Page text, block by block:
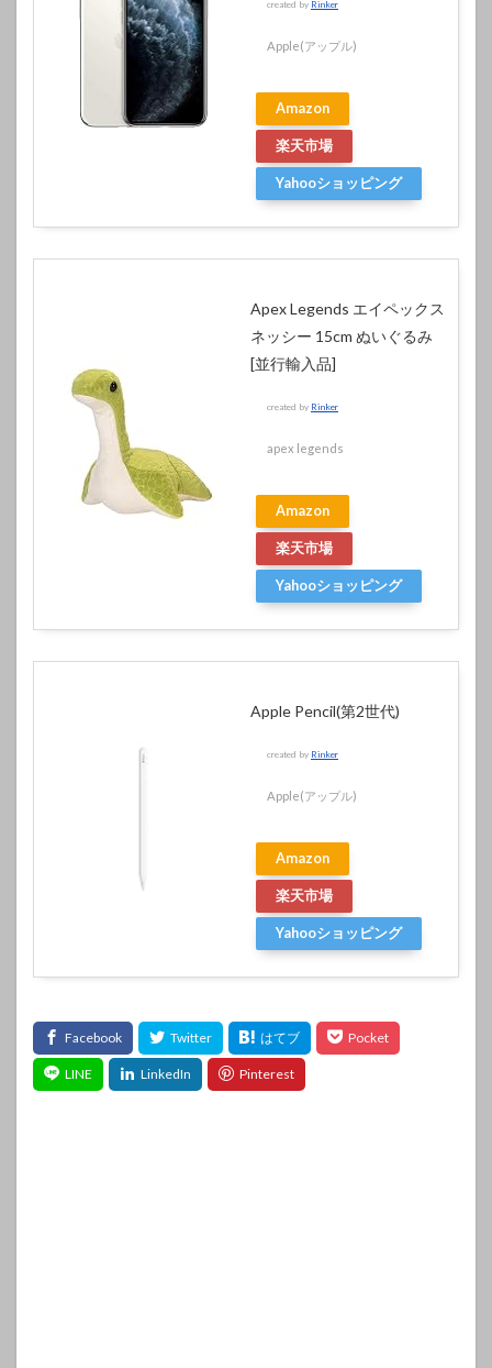
created by Rinker
Apple(アップル)
Amazon
楽天市場
Yahooショッピング
Apex Legends エイペックス
ネッシー 15cm ぬいぐるみ
[並行輸入品]
created by Rinker
apex legends
Amazon
楽天市場
Yahooショッピング
Apple Pencil(第2世代)
created by Rinker
Apple(アップル)
Amazon
楽天市場
Yahooショッピング